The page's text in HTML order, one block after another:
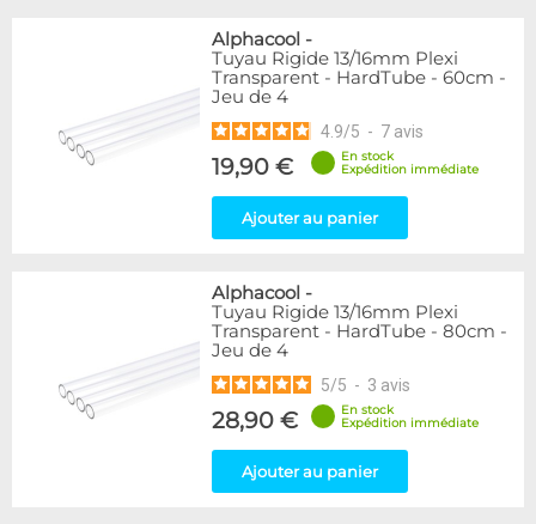
Alphacool -
Tuyau Rigide 13/16mm Plexi
Transparent - HardTube - 60cm -
Jeu de 4
4.9/5 - 7 avis
19,90 €
En stock
Expédition immédiate
Ajouter au panier
Alphacool -
Tuyau Rigide 13/16mm Plexi
Transparent - HardTube - 80cm -
Jeu de 4
5/5 - 3 avis
28,90 €
En stock
Expédition immédiate
Ajouter au panier